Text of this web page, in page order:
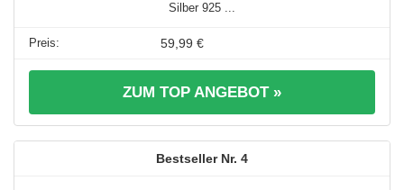
Silber 925 ...
59,99 €
ZUM TOP ANGEBOT »
4